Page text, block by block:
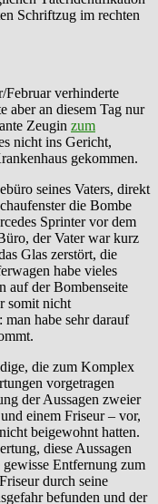
Schriftzug im rechten
Februar verhinderte
aber an diesem Tag nur
Zeugin zum
nicht ins Gericht,
gekommen.
seines Vaters, direkt
die Bombe
Sprinter vor dem
der Vater war kurz
Glas zerstört, die
habe vieles
auf der Bombenseite
somit nicht
habe sehr darauf
die zum Komplex
vorgetragen
der Aussagen zweier
einem Friseur – vor,
beigewohnt hatten.
diese Aussagen
Entfernung zum
durch seine
befunden und der